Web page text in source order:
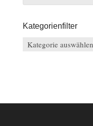
Kategorienfilter
Kategorienfilter